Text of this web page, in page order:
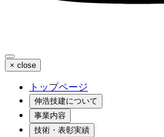
× close
トップページ
伸浩技建について
事業内容
技術・表彰実績